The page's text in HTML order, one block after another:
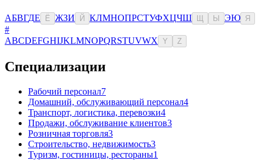
АБВГДЕ Ё ЖЗИ Й КЛМНОПРСТУФХЦЧШ Ы ЭЮ Я
#
ABCDEFGHIJKLMNOPQRSTUVWX Y Z
Специализации
Рабочий персонал7
Домашний, обслуживающий персонал4
Транспорт, логистика, перевозки4
Продажи, обслуживание клиентов3
Розничная торговля3
Строительство, недвижимость3
Туризм, гостиницы, рестораны1